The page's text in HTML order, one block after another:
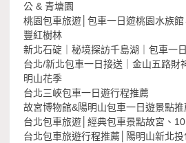
公 & 青塘園
桃園包車旅遊│包車一日遊桃園水族
豐紅樹林
新北石碇｜秘境探訪千島湖｜包車一
台北/新北包車一日接送｜金山五路財
明山花季
台北三峽包車一日遊行程推薦
故宮博物館&陽明山包車一日遊景點推
台北包車旅遊│經典包車景點故宮、
台北包車旅遊行程推薦│陽明山新北